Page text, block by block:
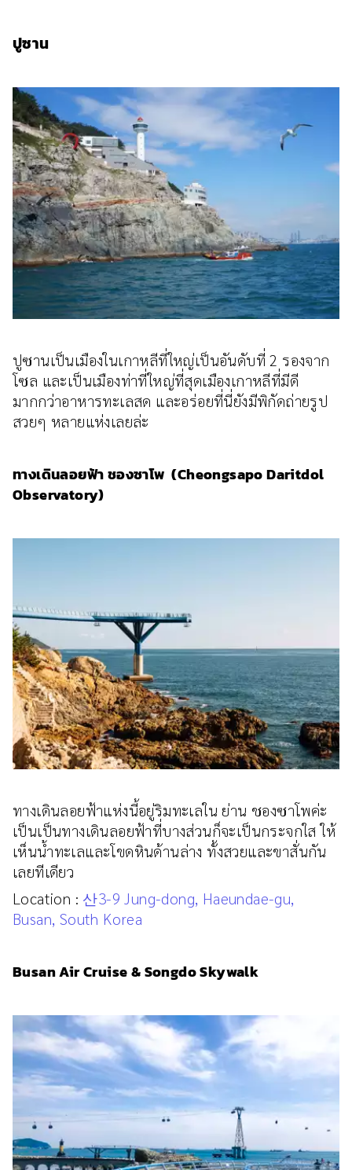
ปูซาน
ปูซานเป็นเมืองในเกาหลีที่ใหญ่เป็นอันดับที่ 2 รองจาก
โซล และเป็นเมืองท่าที่ใหญ่ที่สุดเมืองเกาหลีที่มีดี
มากกว่าอาหารทะเลสด และอร่อยที่นี่ยังมีพิกัดถ่ายรูป
สวยๆ หลายแห่งเลยล่ะ
ทางเดินลอยฟ้า ชองซาโพ (Cheongsapo Daritdol
Observatory)
ทางเดินลอยฟ้าแห่งนี้อยู่ริมทะเลใน ย่าน ชองซาโพค่ะ
เป็นเป็นทางเดินลอยฟ้าที่บางส่วนก็จะเป็นกระจกใส ให้
เห็นน้ำทะเลและโขดหินด้านล่าง ทั้งสวยและขาสั่นกัน
เลยทีเดียว
Location : 산3-9 Jung-dong, Haeundae-gu,
Busan, South Korea
Busan Air Cruise & Songdo Skywalk